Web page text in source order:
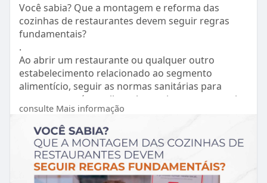
Você sabia? Que a montagem e reforma das
cozinhas de restaurantes devem seguir regras
fundamentais?
.
Ao abrir um restaurante ou qualquer outro
estabelecimento relacionado ao segmento
alimentício, seguir as normas sanitárias para
restaurantes é a melhor alternativa para garantir
a qualidade dos produtos servidos e a excelência
no atendimento.
1️⃣ Escolha especialistas: Para a reforma de
restaurante seja feita dentro de um bom padrão
de qualidade, invista em profissionais
consulte Mais informação